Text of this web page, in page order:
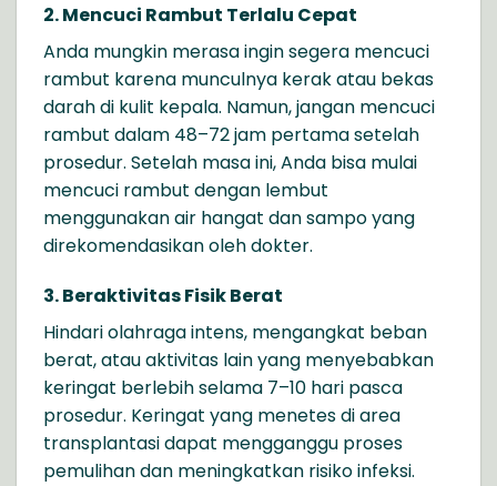
2. Mencuci Rambut Terlalu Cepat
Anda mungkin merasa ingin segera mencuci
rambut karena munculnya kerak atau bekas
darah di kulit kepala. Namun, jangan mencuci
rambut dalam 48–72 jam pertama setelah
prosedur. Setelah masa ini, Anda bisa mulai
mencuci rambut dengan lembut
menggunakan air hangat dan sampo yang
direkomendasikan oleh dokter.
3. Beraktivitas Fisik Berat
Hindari olahraga intens, mengangkat beban
berat, atau aktivitas lain yang menyebabkan
keringat berlebih selama 7–10 hari pasca
prosedur. Keringat yang menetes di area
transplantasi dapat mengganggu proses
pemulihan dan meningkatkan risiko infeksi.